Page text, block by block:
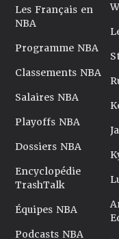
Les Français en
NBA
Programme NBA
Classements NBA
Salaires NBA
Playoffs NBA
Dossiers NBA
Encyclopédie
TrashTalk
Équipes NBA
Podcasts NBA